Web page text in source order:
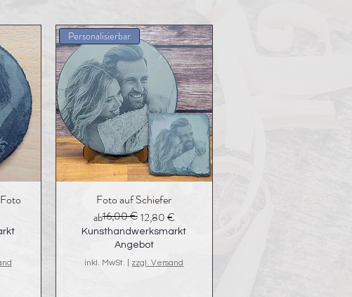
Personalisierbar
Foto auf Schiefer
ab
Standardpreis
16,00 €12,80 €
Sale-Preis
Kunsthandwerksmarkt
Angebot
inkl. MwSt. zzgl. Versand